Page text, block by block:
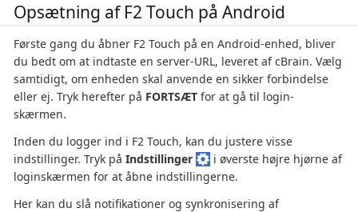
Opsætning af F2 Touch på Android
Første gang du åbner F2 Touch på en Android-enhed, bliver
du bedt om at indtaste en server-URL, leveret af cBrain. Vælg
samtidigt, om enheden skal anvende en sikker forbindelse
eller ej. Tryk herefter på FORTSÆT for at gå til login-
skærmen.
Inden du logger ind i F2 Touch, kan du justere visse
indstillinger. Tryk på Indstillinger
i øverste højre hjørne af
loginskærmen for at åbne indstillingerne.
Her kan du slå notifikationer og synkronisering af